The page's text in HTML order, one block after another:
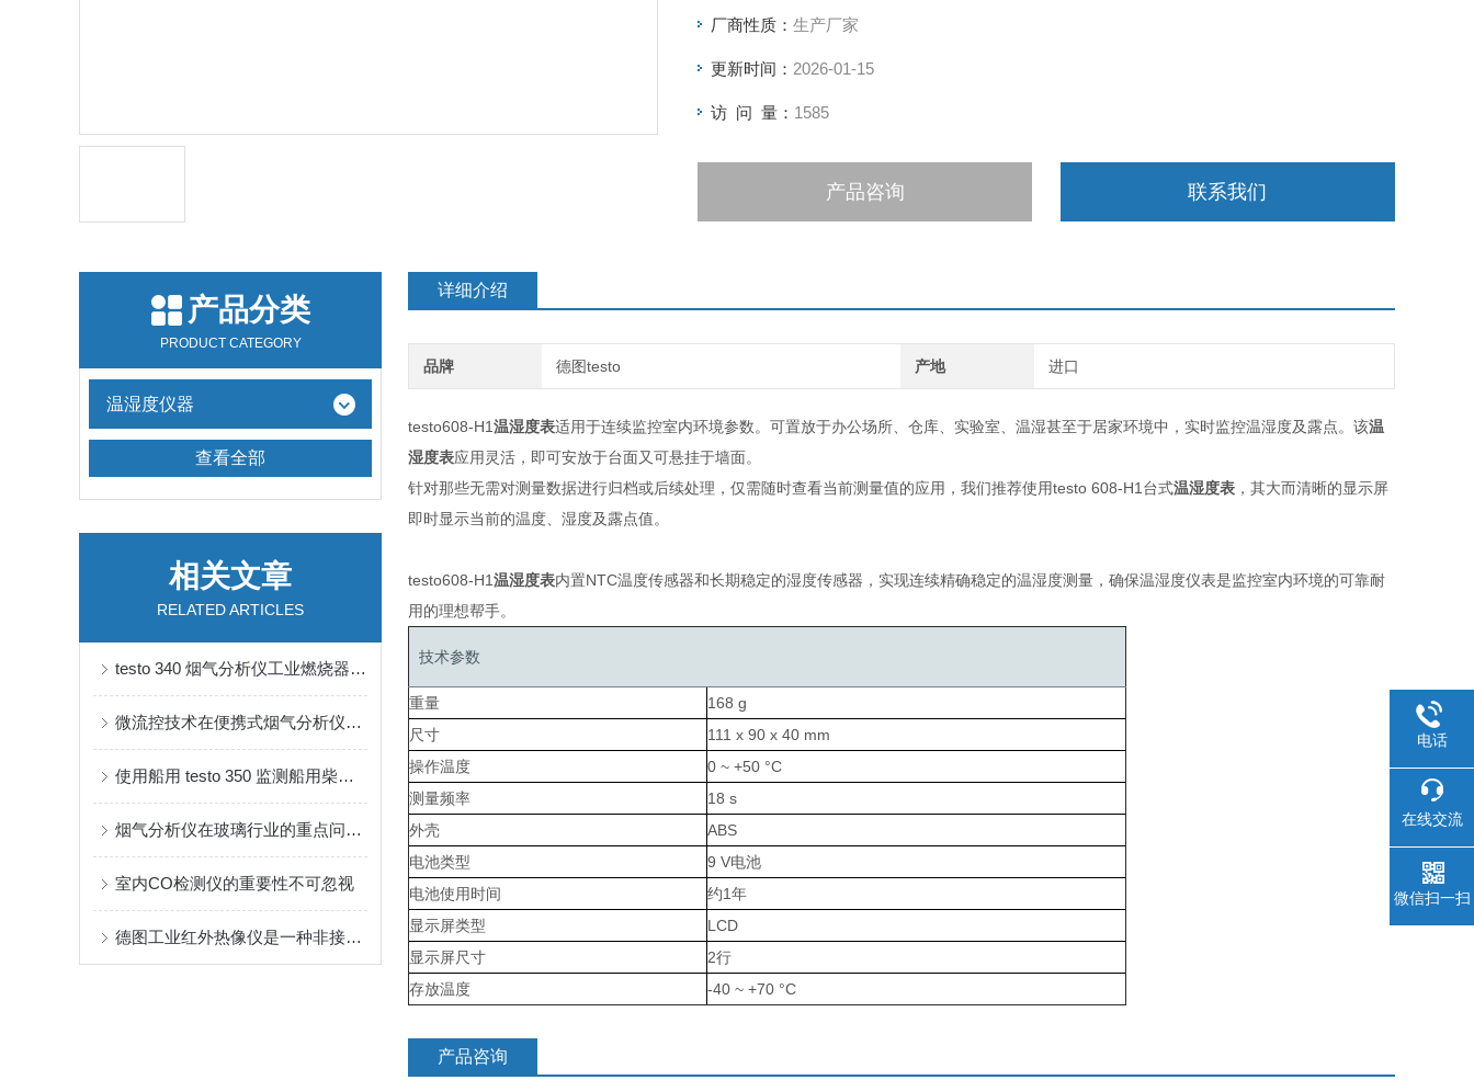
厂商性质： 生产厂家
更新时间： 2026-01-15
访 问 量： 1585
产品咨询 联系我们
产品分类
PRODUCT CATEGORY
温湿度仪器
查看全部
相关文章
RELATED ARTICLES
testo 340 烟气分析仪工业燃烧器烟气测量装置
微流控技术在便携式烟气分析仪中的应用越来越广泛
使用船用 testo 350 监测船用柴油发动机能效和废气排放
烟气分析仪在玻璃行业的重点问题及其解答
室内CO检测仪的重要性不可忽视
德图工业红外热像仪是一种非接触式测温工具
详细介绍
品牌 德图testo 产地 进口
testo608-H1温湿度表适用于连续监控室内环境参数。可置放于办公场所、仓库、实验室、温湿甚至于居家环境中，实时监控温湿度及露点。该温
湿度表应用灵活，即可安放于台面又可悬挂于墙面。
针对那些无需对测量数据进行归档或后续处理，仅需随时查看当前测量值的应用，我们推荐使用testo 608-H1台式温湿度表 ，其大而清晰的显示屏
即时显示当前的温度、湿度及露点值。
testo608-H1温湿度表内置NTC温度传感器和长期稳定的湿度传感器，实现连续精确稳定的温湿度测量，确保温湿度仪表是监控室内环境的可靠耐
用的理想帮手。
技术参数
重量
168 g
尺寸
111 x 90 x 40 mm
操作温度
0 ~ +50 °C
测量频率
18 s
外壳
ABS
电池类型
9 V电池
电池使用时间
约1年
显示屏类型
LCD
显示屏尺寸
2行
存放温度
-40 ~ +70 °C
产品咨询
电话
在线交流
微信扫一扫